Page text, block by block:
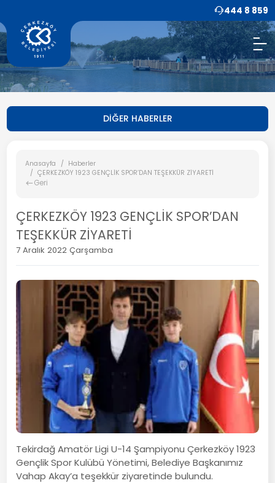
444 8 859
DİĞER HABERLER
Anasayfa
Haberler
ÇERKEZKÖY 1923 GENÇLİK SPOR’DAN TEŞEKKÜR ZİYARETİ
Geri
ÇERKEZKÖY 1923 GENÇLİK SPOR’DAN
TEŞEKKÜR ZİYARETİ
7 Aralık 2022 Çarşamba
Tekirdağ Amatör Ligi U-14 Şampiyonu Çerkezköy 1923
Gençlik Spor Kulübü Yönetimi, Belediye Başkanımız
Vahap Akay’a teşekkür ziyaretinde bulundu.